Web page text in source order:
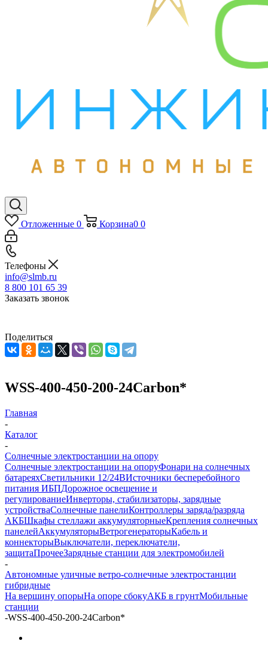
Отложенные 0 Корзина0 0
Телефоны
info@slmb.ru
8 800 101 65 39
Заказать звонок
Поделиться
WSS-400-450-200-24Carbon*
Главная
-
Каталог
-
Солнечные электростанции на опору
Солнечные электростанции на опоруФонари на солнечных
батареяхСветильники 12/24ВИсточники бесперебойного
питания ИБПДорожное освещение и
регулированиеИнверторы, стабилизаторы, зарядные
устройстваСолнечные панелиКонтроллеры заряда/разряда
АКБШкафы стеллажи аккумуляторныеКрепления солнечных
панелейАккумуляторыВетрогенераторыКабель и
коннекторыВыключатели, переключатели,
защитаПрочееЗарядные станции для электромобилей
-
Автономные уличные ветро-солнечные электростанции
гибридные
На вершину опорыНа опоре сбокуАКБ в грунтМобильные
станции
-WSS-400-450-200-24Carbon*